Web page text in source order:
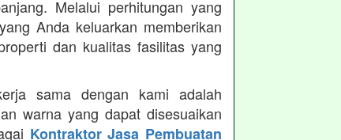
Melalui perhitungan yang
Anda keluarkan memberikan
dan kualitas fasilitas yang
sama dengan kami adalah
warna yang dapat disesuaikan
Kontraktor Jasa Pembuatan